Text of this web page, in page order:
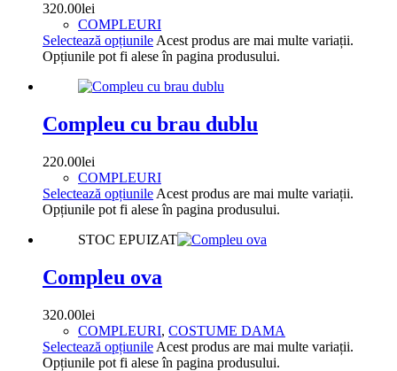
320.00lei
COMPLEURI
Selectează opțiunile Acest produs are mai multe variații.
Opțiunile pot fi alese în pagina produsului.
Compleu cu brau dublu
220.00lei
COMPLEURI
Selectează opțiunile Acest produs are mai multe variații.
Opțiunile pot fi alese în pagina produsului.
STOC EPUIZAT
Compleu ova
320.00lei
COMPLEURI, COSTUME DAMA
Selectează opțiunile Acest produs are mai multe variații.
Opțiunile pot fi alese în pagina produsului.